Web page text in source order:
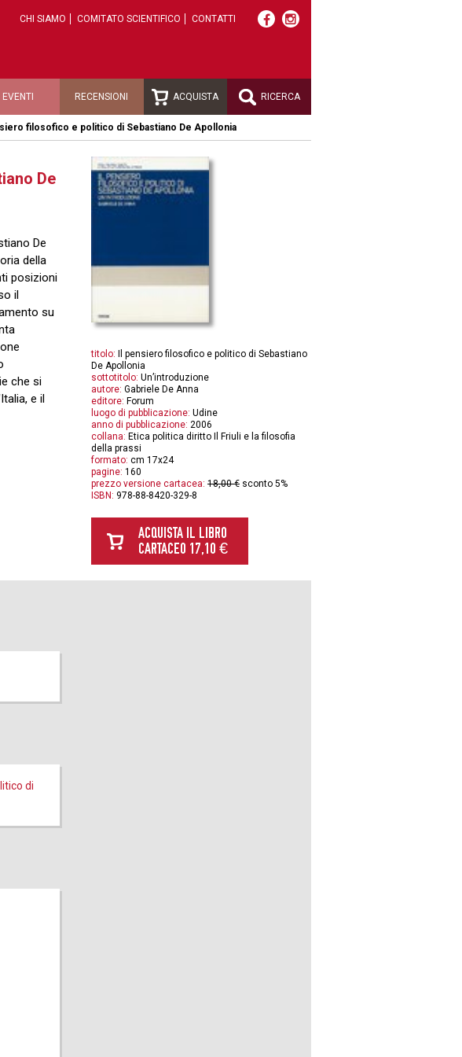
CHI SIAMO COMITATO SCIENTIFICO CONTATTI
EVENTI RECENSIONI ACQUISTA RICERCA
filosofico e politico di Sebastiano De Apollonia
De
De
della
posizioni
il
su
che si
e il
titolo: Il pensiero filosofico e politico di Sebastiano
De Apollonia
sottotitolo: Un’introduzione
autore: Gabriele De Anna
editore: Forum
luogo di pubblicazione: Udine
anno di pubblicazione: 2006
collana: Etica politica diritto Il Friuli e la filosofia
della prassi
formato: cm 17x24
pagine: 160
prezzo versione cartacea: 18,00 € sconto 5%
ISBN: 978-88-8420-329-8
ACQUISTA IL LIBRO
CARTACEO 17,10 €
di